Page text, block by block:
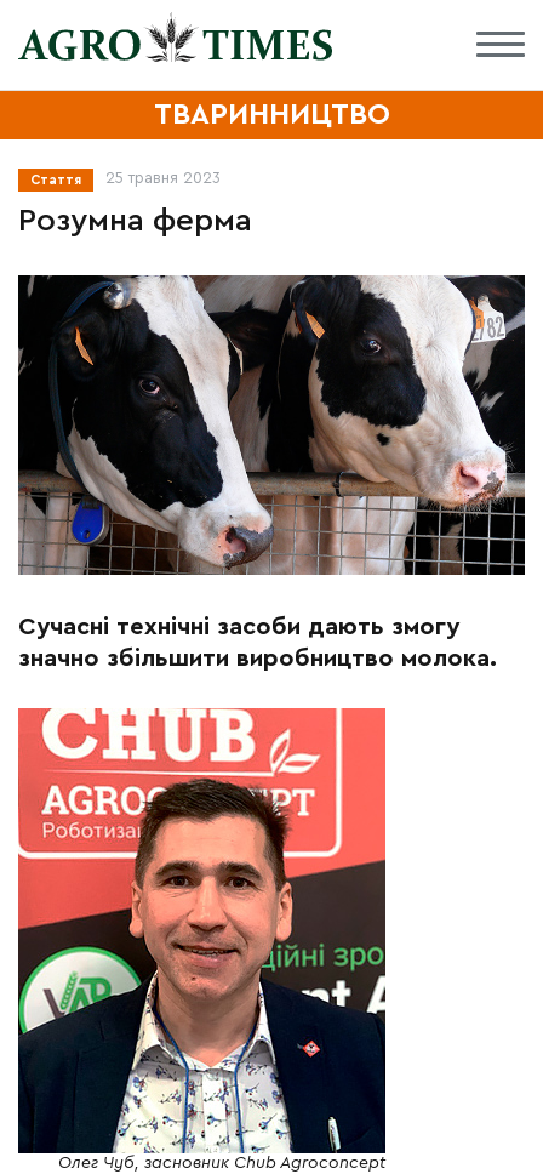
ТВАРИННИЦТВО
Стаття 25 травня 2023
Розумна ферма
Сучасні технічні засоби дають змогу
значно збільшити виробництво молока.
Олег Чуб, засновник Chub Agroconcept